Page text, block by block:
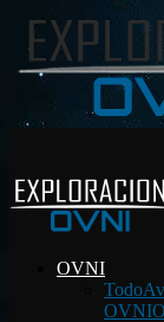
OVNI
Todo
OVNI